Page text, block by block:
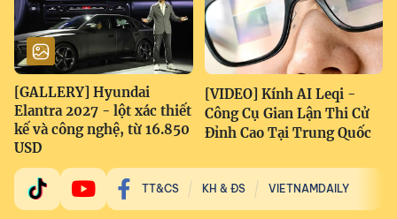
[GALLERY] Hyundai
Elantra 2027 - lột xác thiết
kế và công nghệ, từ 16.850
USD
[VIDEO] Kính AI Leqi -
Công Cụ Gian Lận Thi Cử
Đỉnh Cao Tại Trung Quốc
TT&CS KH & ĐS VIETNAMDAILY